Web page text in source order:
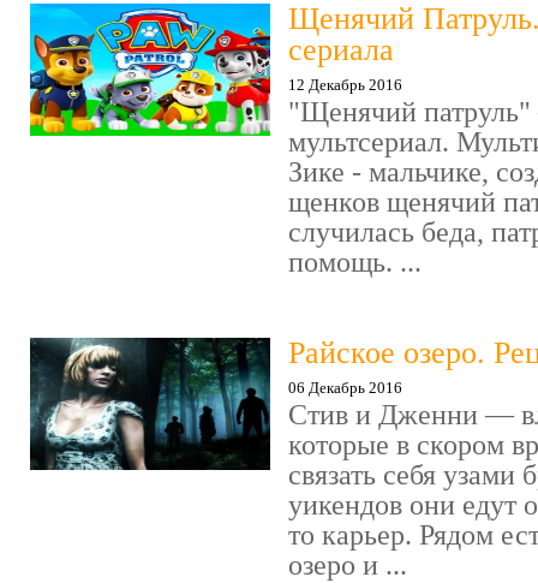
Щенячий
сериала
12 Декабрь 2016
"Щенячий патруль"
мультсериал.
Зике - мальчике,
щенков щенячий
случилась беда,
помощь. ...
Райское озеро.
06 Декабрь 2016
Стив и Дженни —
которые в скором
связать себя узами
уикендов они едут
то карьер. Рядом
озеро и ...